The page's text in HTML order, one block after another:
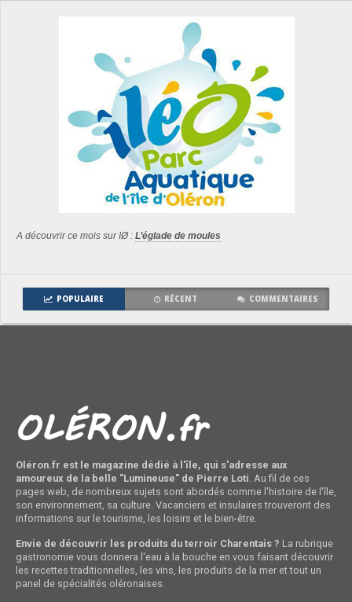
A découvrir ce mois sur IØ : L’églade de moules
POPULAIRE RÉCENT COMMENTAIRES
Oléron.fr est le magazine dédié à l'île, qui s'adresse aux
amoureux de la belle "Lumineuse" de Pierre Loti . Au fil de ces
pages web, de nombreux sujets sont abordés comme l'histoire de l'île,
son environnement, sa culture. Vacanciers et insulaires trouveront des
informations sur le tourisme, les loisirs et le bien-être.
Envie de découvrir les produits du terroir Charentais ? La rubrique
gastronomie vous donnera l'eau à la bouche en vous faisant découvrir
les recettes traditionnelles, les vins, les produits de la mer et tout un
panel de spécialités oléronaises.